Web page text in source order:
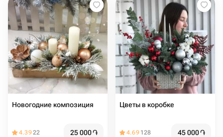
Новогодние композиция
4.3922 25 000֏
Цветы в коробке
4.69 128 45 000֏